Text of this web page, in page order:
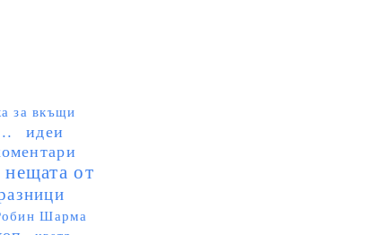
за вкъщи
идеи
нещата от
Шарма